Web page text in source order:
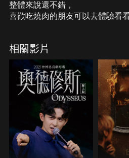
整體來說還不錯，
喜歡吃燒肉的朋友可以去體驗看看
相關影片